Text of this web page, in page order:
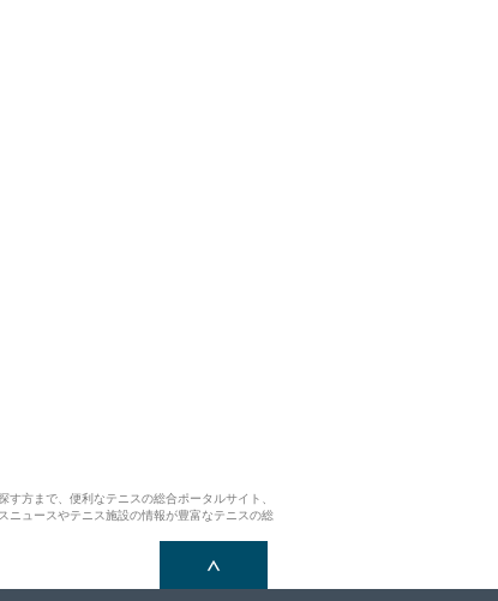
方まで、便利なテニスの総合ポータルサイト、
ニュースやテニス施設の情報が豊富なテニスの総